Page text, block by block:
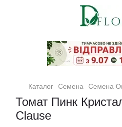
Кімнатні рослини та квіти
Каталог Семена Семена
Томат Пинк
Clause